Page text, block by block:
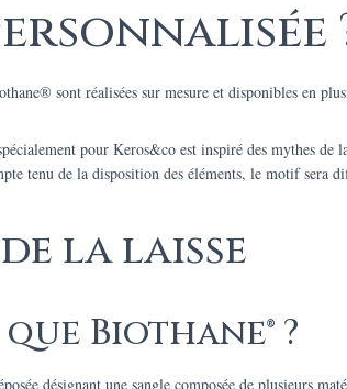
sont réalisées sur mesure et disponibles en
pour Keros&co est inspiré des mythes
tenu de la disposition des éléments, le motif sera
la laisse
que Biothane® ?
désignant une sangle composée de plusieurs